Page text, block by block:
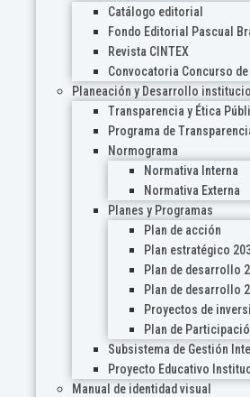
Catálogo editorial
Fondo Editorial Pascual
Revista CINTEX
Convocatoria Concurso de
Planeación y Desarrollo
Transparencia y Ética
Programa de
Normograma
Normativa Interna
Normativa Externa
Planes y Programas
Plan de acción
Plan estratégico
Plan de desarrollo
Plan de desarrollo
Proyectos de
Plan de
Subsistema de Gestión
Proyecto Educativo
Manual de identidad visual